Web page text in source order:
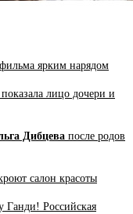
ярким нарядом
показала лицо дочери и
Дибцева после родов
салон красоты
Ганди! Российская